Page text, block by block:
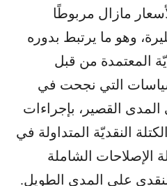
مازال مربوطًا
وهو ما يرتبط بدوره
المعتمدة من قبل
التي نجحت في
القصير، بإجراءات
النقديّة المتداولة في
الإصلاحات الشاملة
على المدى الطويل.